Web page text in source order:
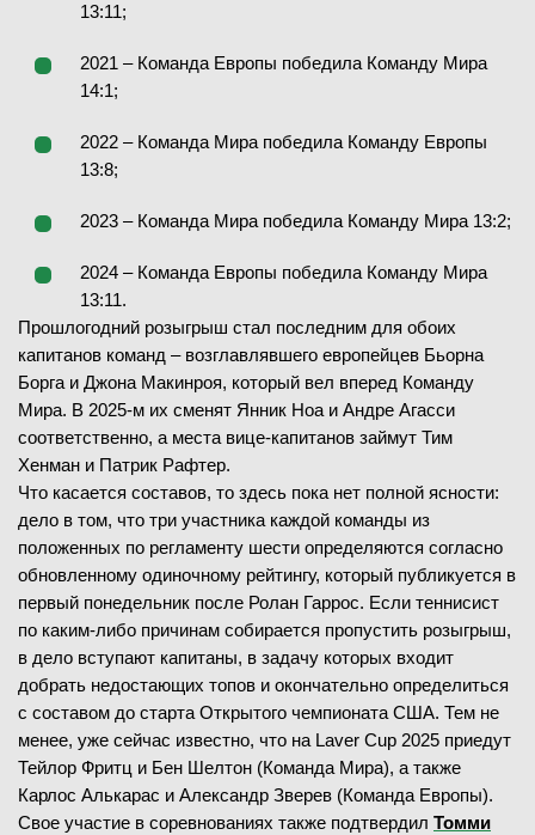
13:11;
2021 – Команда Европы победила Команду Мира
14:1;
2022 – Команда Мира победила Команду Европы
13:8;
2023 – Команда Мира победила Команду Мира 13:2;
2024 – Команда Европы победила Команду Мира
13:11.
Прошлогодний розыгрыш стал последним для обоих
капитанов команд – возглавлявшего европейцев Бьорна
Борга и Джона Макинроя, который вел вперед Команду
Мира. В 2025-м их сменят Янник Ноа и Андре Агасси
соответственно, а места вице-капитанов займут Тим
Хенман и Патрик Рафтер.
Что касается составов, то здесь пока нет полной ясности:
дело в том, что три участника каждой команды из
положенных по регламенту шести определяются согласно
обновленному одиночному рейтингу, который публикуется в
первый понедельник после Ролан Гаррос. Если теннисист
по каким-либо причинам собирается пропустить розыгрыш,
в дело вступают капитаны, в задачу которых входит
добрать недостающих топов и окончательно определиться
с составом до старта Открытого чемпионата США. Тем не
менее, уже сейчас известно, что на Laver Cup 2025 приедут
Тейлор Фритц и Бен Шелтон (Команда Мира), а также
Карлос Алькарас и Александр Зверев (Команда Европы).
Свое участие в соревнованиях также подтвердил Томми